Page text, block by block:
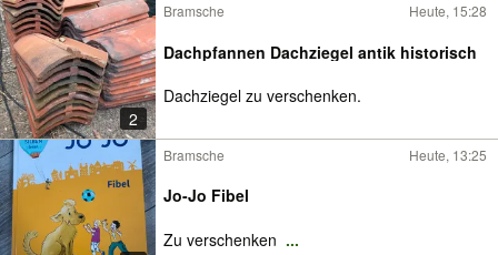
2
Bramsche Heute, 15:28
Dachpfannen Dachziegel antik historisch
Dachziegel zu verschenken.
Bramsche Heute, 13:25
Jo-Jo Fibel
Zu verschenken ...